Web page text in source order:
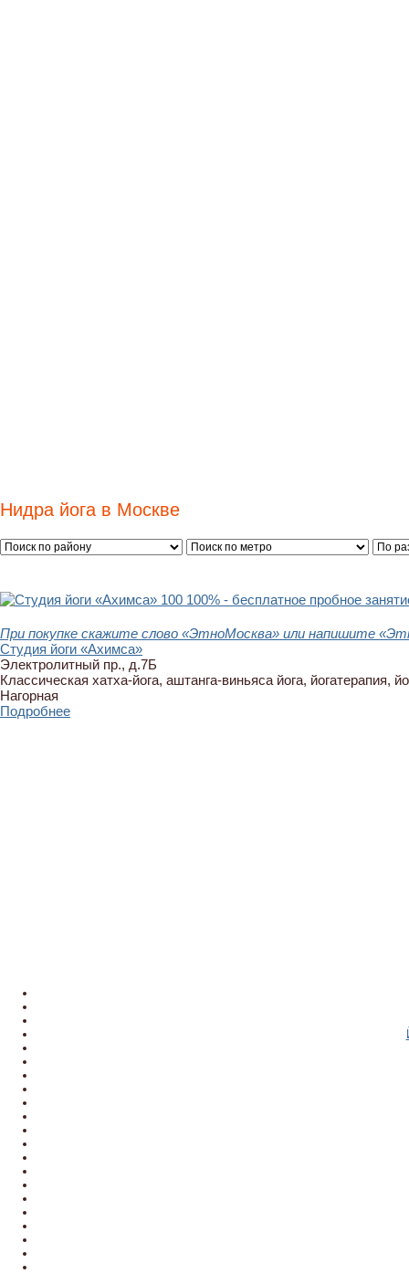
Нидра йога в Москве
100 100% - бесплатное пробное
При покупке скажите слово «ЭтноМосква» или напишите
Студия йоги «Ахимса»
Электролитный пр., д.7Б
Классическая хатха-йога, аштанга-виньяса йога, йогатерапия,
Нагорная
Подробнее